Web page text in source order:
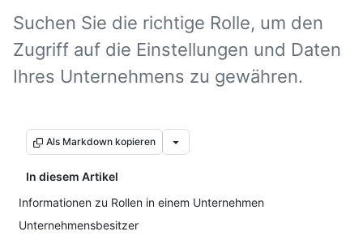
Suchen Sie die richtige Rolle, um den
Zugriff auf die Einstellungen und Daten
Ihres Unternehmens zu gewähren.
Als Markdown kopieren
In diesem Artikel
Informationen zu Rollen in einem Unternehmen
Unternehmensbesitzer